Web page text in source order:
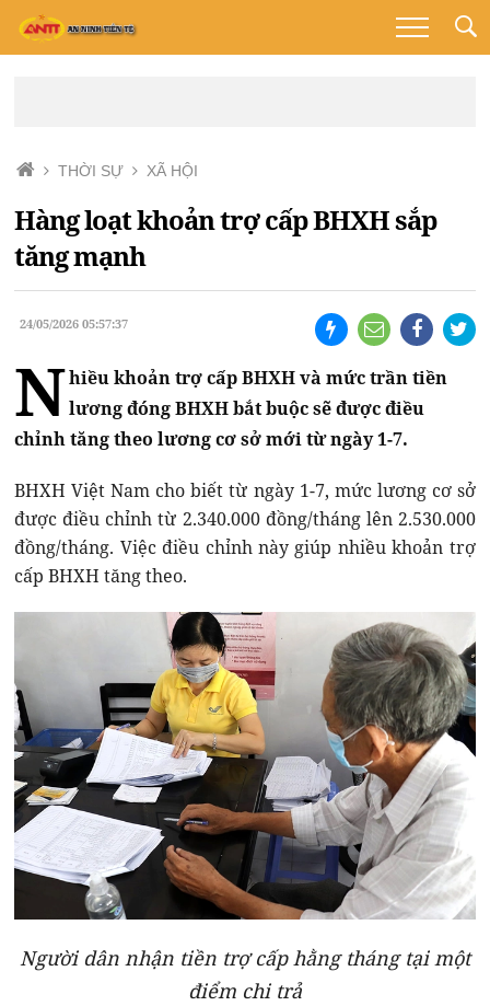
THỜI SỰ XÃ HỘI
Hàng loạt khoản trợ cấp BHXH sắp
tăng mạnh
24/05/2026 05:57:37
Nhiều khoản trợ cấp BHXH và mức trần tiền
lương đóng BHXH bắt buộc sẽ được điều
chỉnh tăng theo lương cơ sở mới từ ngày 1-7.
BHXH Việt Nam cho biết từ ngày 1-7, mức lương cơ sở
được điều chỉnh từ 2.340.000 đồng/tháng lên 2.530.000
đồng/tháng. Việc điều chỉnh này giúp nhiều khoản trợ
cấp BHXH tăng theo.
Người dân nhận tiền trợ cấp hằng tháng tại một
điểm chi trả